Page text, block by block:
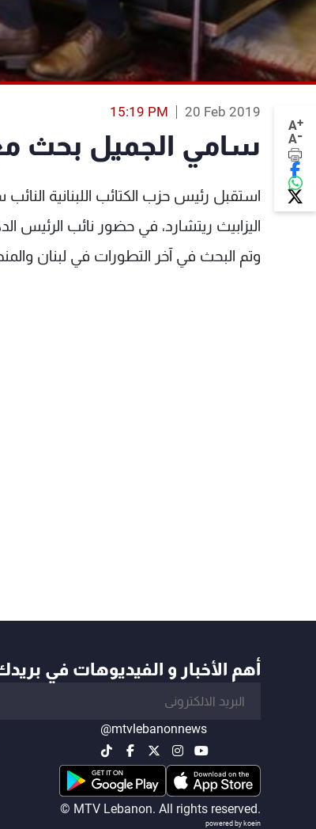
A+
A-
20 Feb 2019
15:19 PM
سامي الجميل بحث مع
استقبل رئيس حزب الكتائب اللبنانية
اليزابيث ريتشارد، في حضور نائب الرئيس
وتم البحث في آخر التطورات في لبنان
أهم الأخبار و الفيديوهات في
@mtvlebanonnews
© MTV Lebanon. All rights reserved.
powered by koein